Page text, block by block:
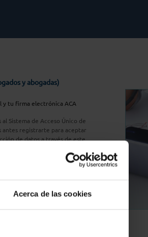
Acerca de las cookies
y abogadas)
y tu firma electrónica ACA
Sistema de Acceso Único de
antes registrarte para aceptar
de datos a través de este
Plus